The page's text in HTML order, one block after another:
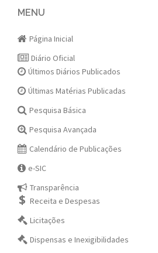
navigation
MENU
Página Inicial
Diário Oficial
Últimos Diários Publicados
Últimas Matérias Publicadas
Pesquisa Básica
Pesquisa Avançada
Calendário de Publicações
e-SIC
Transparência
Receita e Despesas
Licitações
Dispensas e Inexigibilidades